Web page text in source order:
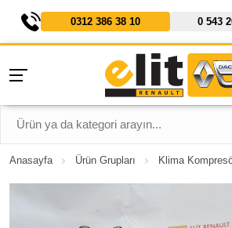
0312 386 38 10 0 543
Anasayfa Ürün Grupları Klima